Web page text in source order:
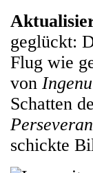
geglückt:
Flug wie
von
Schatten
schickte